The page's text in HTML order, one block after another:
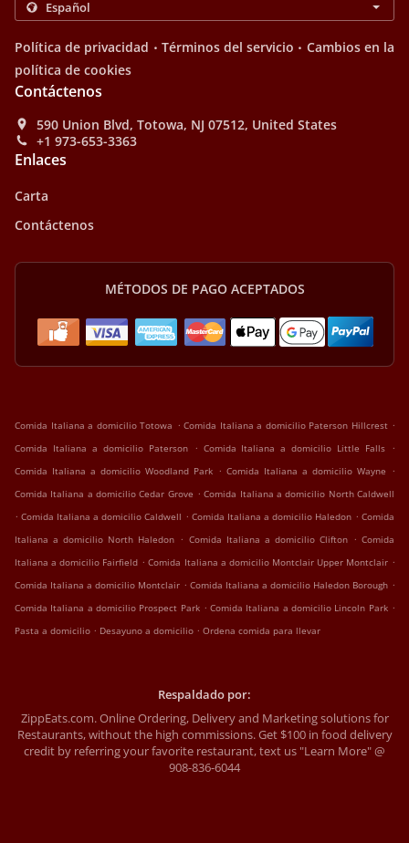
Política de privacidad . Términos del servicio . Cambios en la
política de cookies
Contáctenos
590 Union Blvd, Totowa, NJ 07512, United States
+1 973-653-3363
Enlaces
Carta
Contáctenos
MÉTODOS DE PAGO ACEPTADOS
Comida Italiana a domicilio Totowa . Comida Italiana a domicilio Paterson Hillcrest .
Comida Italiana a domicilio Paterson . Comida Italiana a domicilio Little Falls .
Comida Italiana a domicilio Woodland Park . Comida Italiana a domicilio Wayne .
Comida Italiana a domicilio Cedar Grove . Comida Italiana a domicilio North Caldwell
. Comida Italiana a domicilio Caldwell . Comida Italiana a domicilio Haledon . Comida
Italiana a domicilio North Haledon . Comida Italiana a domicilio Clifton . Comida
Italiana a domicilio Fairfield . Comida Italiana a domicilio Montclair Upper Montclair .
Comida Italiana a domicilio Montclair . Comida Italiana a domicilio Haledon Borough .
Comida Italiana a domicilio Prospect Park . Comida Italiana a domicilio Lincoln Park .
Pasta a domicilio . Desayuno a domicilio . Ordena comida para llevar
Respaldado por:
ZippEats.com. Online Ordering, Delivery and Marketing solutions for
Restaurants, without the high commissions. Get $100 in food delivery
credit by referring your favorite restaurant, text us "Learn More" @
908-836-6044